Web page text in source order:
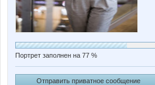
Портрет заполнен на 77 %
Отправить приватное сообщение